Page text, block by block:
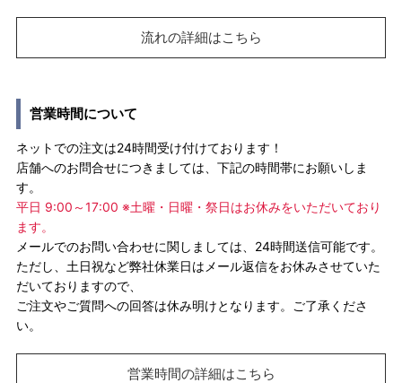
流れの詳細はこちら
営業時間について
ネットでの注文は24時間受け付けております！
店舗へのお問合せにつきましては、下記の時間帯にお願いしま
す。
平日 9:00～17:00 ※土曜・日曜・祭日はお休みをいただいており
ます。
メールでのお問い合わせに関しましては、24時間送信可能です。
ただし、土日祝など弊社休業日はメール返信をお休みさせていた
だいておりますので、
ご注文やご質問への回答は休み明けとなります。ご了承くださ
い。
営業時間の詳細はこちら